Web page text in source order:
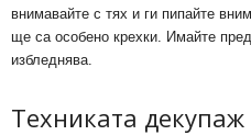
внимавайте с тях и ги пипайте
ще са особено крехки. Имайте
избледнява.
Техниката декупаж